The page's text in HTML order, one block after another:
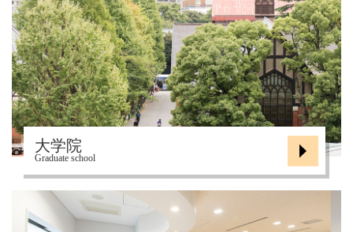
大学院
Graduate school